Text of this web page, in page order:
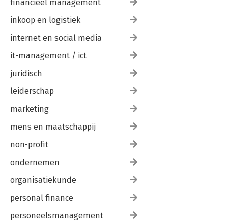
financieel management
inkoop en logistiek
internet en social media
it-management / ict
juridisch
leiderschap
marketing
mens en maatschappij
non-profit
ondernemen
organisatiekunde
personal finance
personeelsmanagement